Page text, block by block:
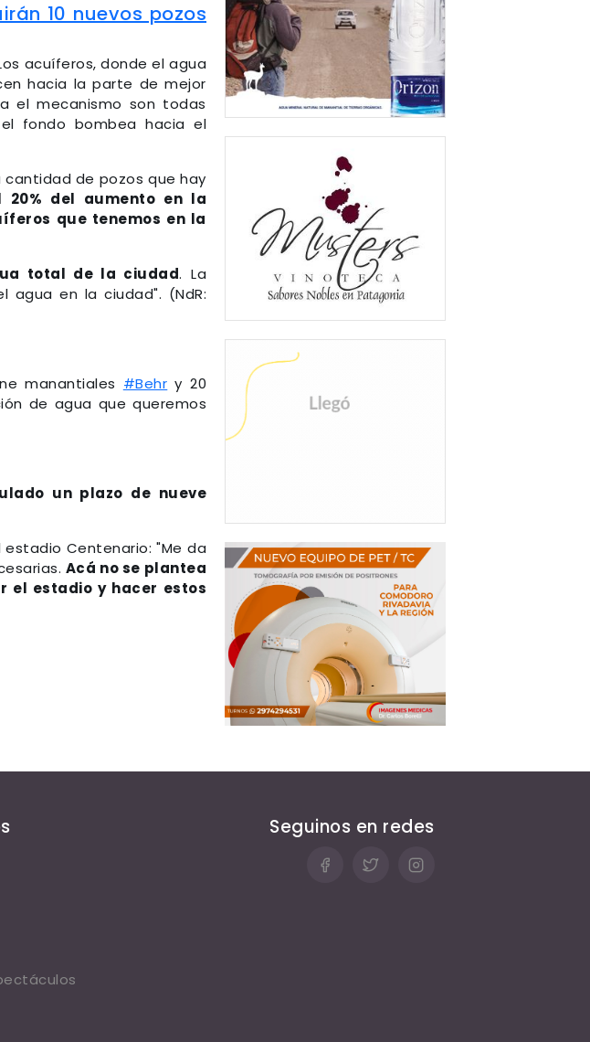
10 nuevos pozos
acuíferos, donde el agua
hacia la parte de mejor
el mecanismo son todas
fondo bombea hacia el
de pozos que hay
20% del aumento en la
que tenemos en la
total de la ciudad. La
agua en la ciudad". (NdR:
manantiales #Behr y 20
de agua que queremos
un plazo de nueve
Centenario: "Me da
Acá no se plantea
el estadio y hacer estos
Seguinos en redes